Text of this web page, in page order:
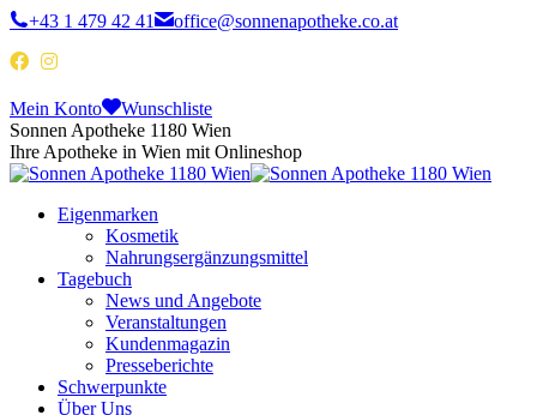
+43 1 479 42 41 office@sonnenapotheke.co.at
Mein Konto
Wunschliste
Sonnen Apotheke 1180 Wien
Ihre Apotheke in Wien mit Onlineshop
Eigenmarken
Kosmetik
Nahrungsergänzungsmittel
Tagebuch
News und Angebote
Veranstaltungen
Kundenmagazin
Presseberichte
Schwerpunkte
Über Uns